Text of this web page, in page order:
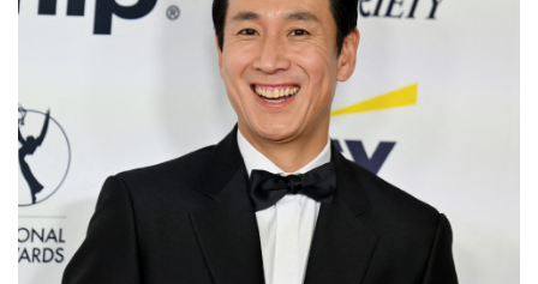
ค้นหา